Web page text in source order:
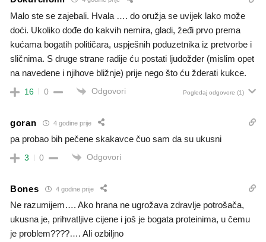
Malo ste se zajebali. Hvala …. do oružja se uvijek lako može
doći. Ukoliko dođe do kakvih nemira, gladi, žeđi prvo prema
kućama bogatih političara, uspješnih poduzetnika iz pretvorbe i
sličnima. S druge strane radije ću postati ljudožder (mislim opet
na navedene i njihove bližnje) prije nego što ću žderati kukce.
16 0 Odgovori Pogledaj odgovore (1)
goran 4 godine prije
pa probao bih pečene skakavce čuo sam da su ukusni
3 0 Odgovori
Bones 4 godine prije
Ne razumijem…. Ako hrana ne ugrožava zdravlje potrošača,
ukusna je, prihvatljive cijene i još je bogata proteinima, u čemu
je problem????…. Ali ozbiljno